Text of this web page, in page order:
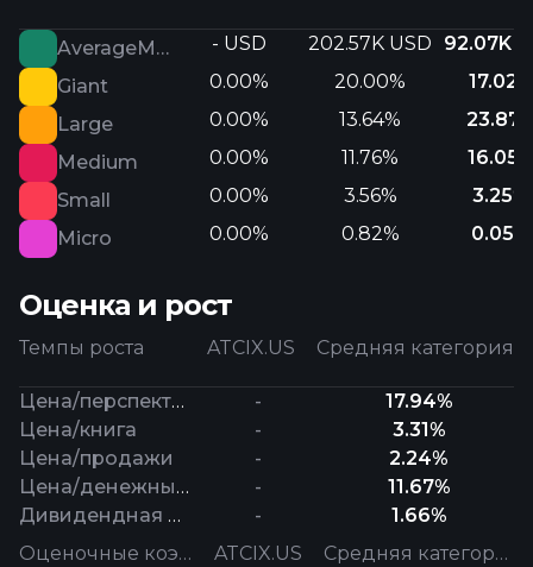
AverageMarketCap - USD 202.57K USD
92.07K
Giant
0.00% 20.00%
17.02%
Large
0.00% 13.64%
Medium
0.00% 11.76%
Small
0.00% 3.56%
3.25%
Micro
0.00% 0.82% 0.05%
Оценка и рост
Темпы роста ATCIX.US Средняя категория
Цена/перспективная прибыль -
17.94%
Цена/книга
-
3.31%
Цена/продажи
-
2.24%
Цена/денежный поток
-
11.67%
Дивидендная доходность
-
1.66%
Оценочные коэффициенты
ATCIX.US Средняя категория